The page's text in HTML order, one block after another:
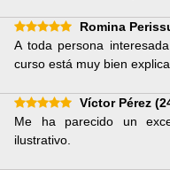
Romina
A toda persona
curso está muy bien
Víctor Pérez
Me ha parecido un
ilustrativo.